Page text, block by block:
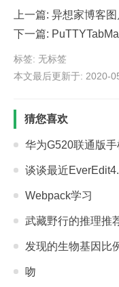
上一篇: 异想家博客
下一篇:
标签: 无标签
本文最后更新于: 2020-
猜您喜欢
华为G520联通版
谈谈最近
Webpack学习
武藏野行的推理推
发现的生物基因比
吻